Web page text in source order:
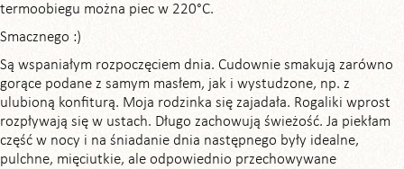
termoobiegu można piec w 220°C.
Smacznego :)
Są wspaniałym rozpoczęciem dnia. Cudownie smakują zarówno
gorące podane z samym masłem, jak i wystudzone, np. z
ulubioną konfiturą. Moja rodzinka się zajadała. Rogaliki wprost
rozpływają się w ustach. Długo zachowują świeżość. Ja piekłam
część w nocy i na śniadanie dnia następnego były idealne,
pulchne, mięciutkie, ale odpowiednio przechowywane